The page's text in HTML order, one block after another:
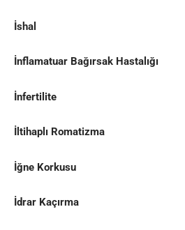
İshal
İnflamatuar Bağırsak Hastalığı
İnfertilite
İltihaplı Romatizma
İğne Korkusu
İdrar Kaçırma